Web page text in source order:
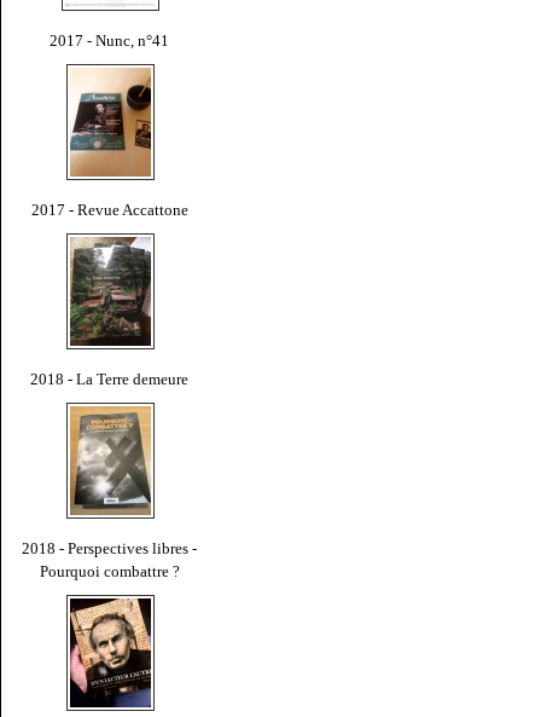
2017 - Nunc, n°41
2017 - Revue Accattone
2018 - La Terre demeure
2018 - Perspectives libres -
Pourquoi combattre ?